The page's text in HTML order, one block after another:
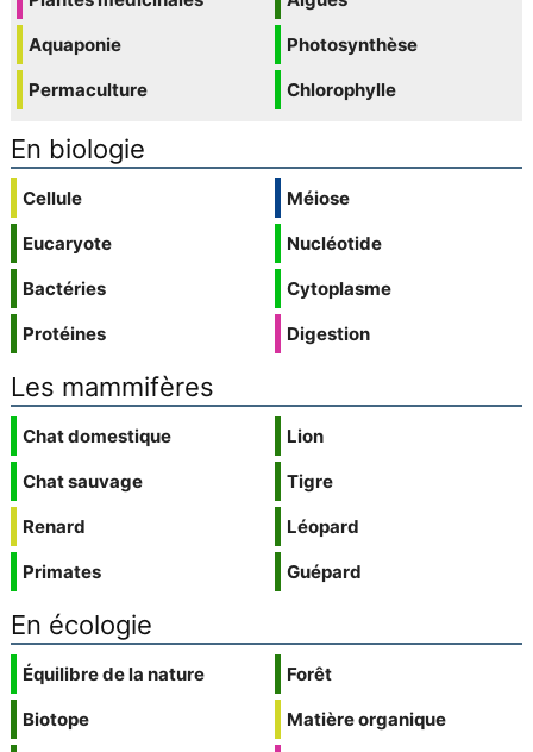
Aquaponie
Permaculture
Photosynthèse
Chlorophylle
En biologie
Cellule
Eucaryote
Bactéries
Protéines
Méiose
Nucléotide
Cytoplasme
Digestion
Les mammifères
Chat domestique
Chat sauvage
Renard
Primates
Lion
Tigre
Léopard
Guépard
En écologie
Équilibre de la nature
Biotope
Forêt
Matière organique